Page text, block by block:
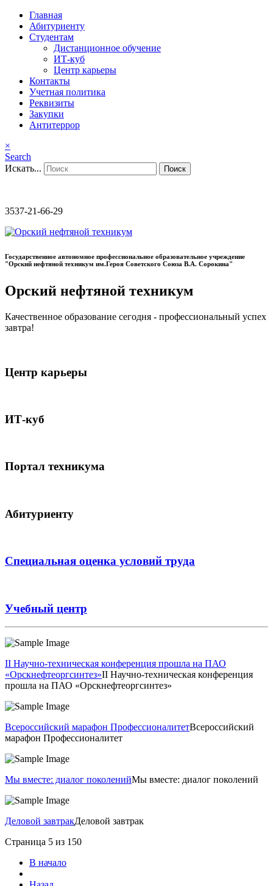
Главная
Абитуриенту
Студентам
Дистанционное обучение
ИТ-куб
Центр карьеры
Контакты
Учетная политика
Реквизиты
Закупки
Антитеррор
×
Search
Искать...
Поиск
3537-21-66-29
Государственное автономное профессиональное образовательное учреждение
"Орский нефтяной техникум им.Героя Советского Союза В.А. Сорокина"
Орский нефтяной техникум
Качественное образование сегодня - профессиональный успех
завтра!
Центр карьеры
ИТ-куб
Портал техникума
Абитуриенту
Специальная оценка условий труда
Учебный центр
II Научно-техническая конференция прошла на ПАО
«Орскнефтеоргсинтез»II Научно-техническая конференция
прошла на ПАО «Орскнефтеоргсинтез»
Всероссийский марафон ПрофессионалитетВсероссийский
марафон Профессионалитет
Мы вместе: диалог поколенийМы вместе: диалог поколений
Деловой завтракДеловой завтрак
Страница 5 из 150
В начало